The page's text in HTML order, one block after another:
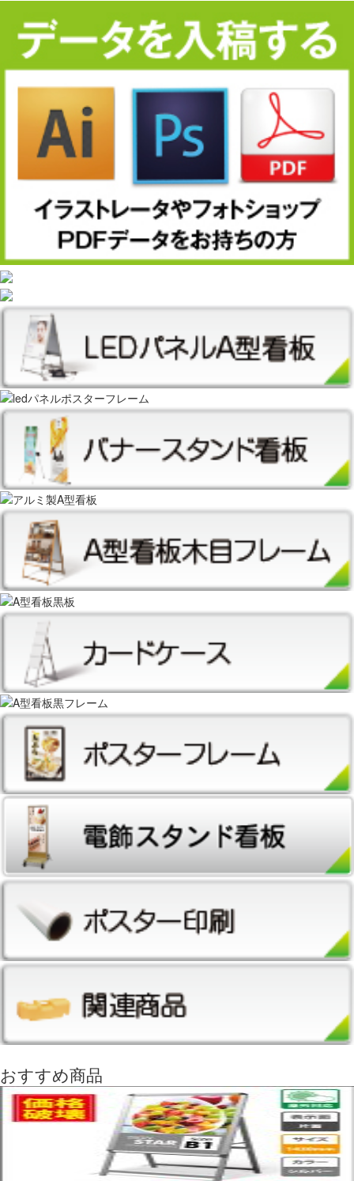
おすすめ商品